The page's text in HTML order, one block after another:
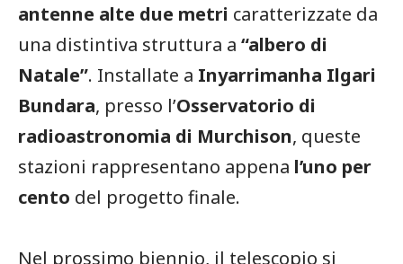
antenne alte due metri caratterizzate da
una distintiva struttura a “albero di
Natale”. Installate a Inyarrimanha Ilgari
Bundara, presso l’Osservatorio di
radioastronomia di Murchison, queste
stazioni rappresentano appena l’uno per
cento del progetto finale.
Nel prossimo biennio, il telescopio si